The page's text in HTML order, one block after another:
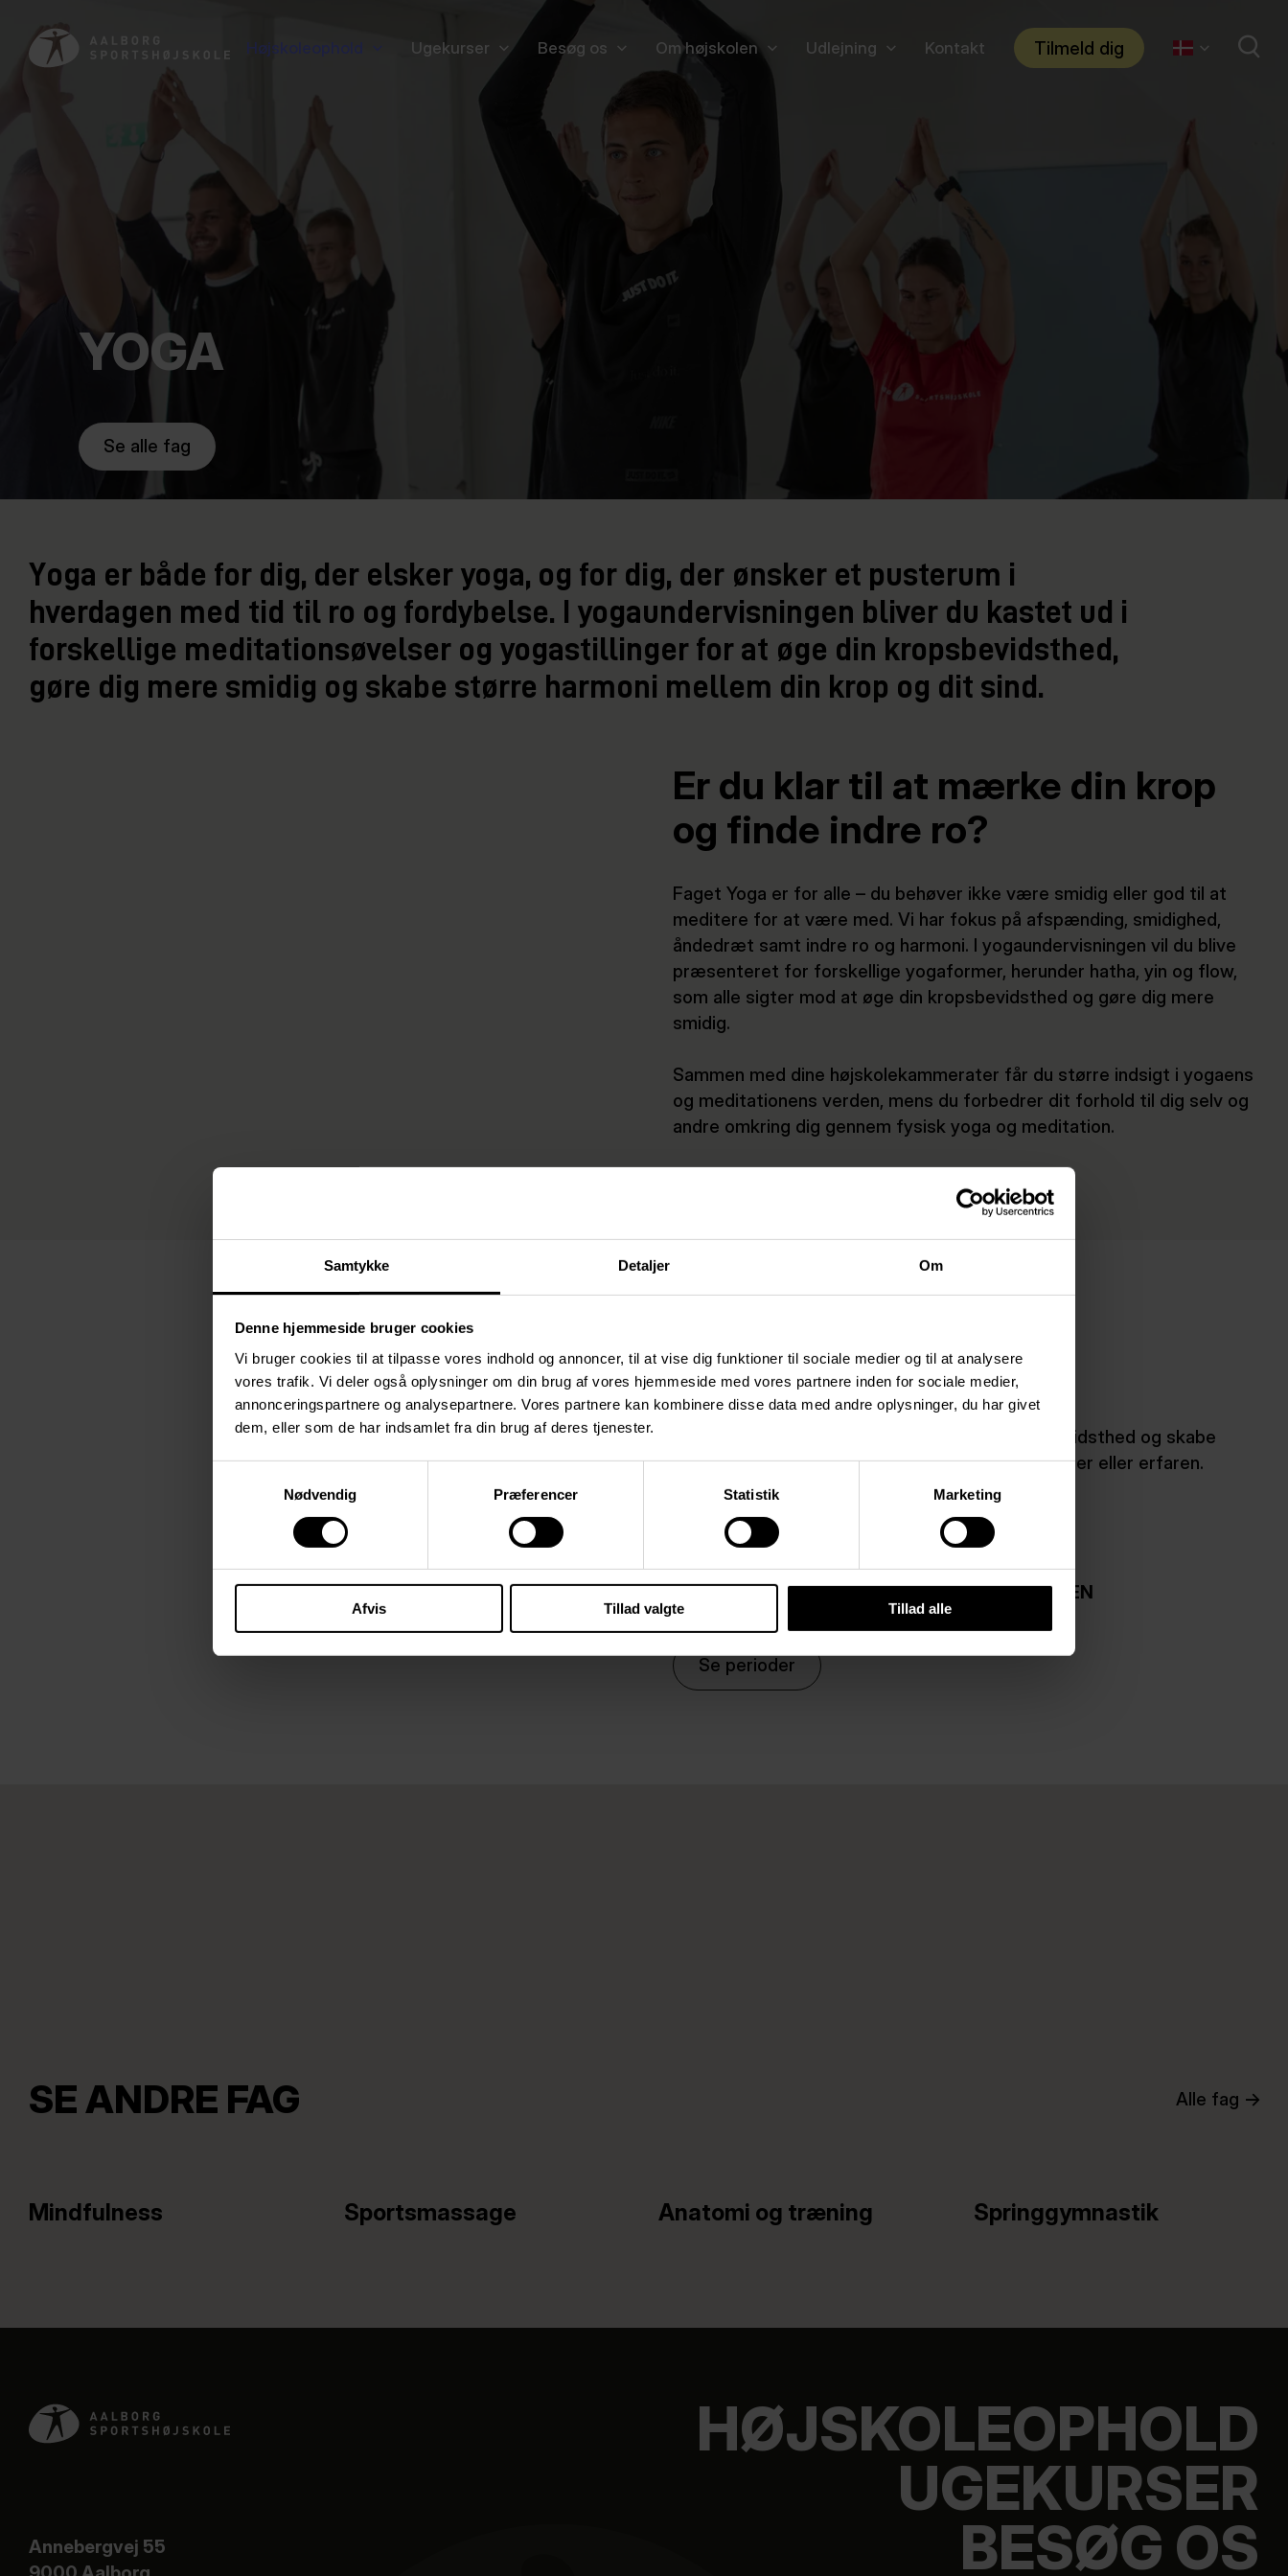
Samtykke Detaljer Om
Denne hjemmeside bruger cookies
Vi bruger cookies til at tilpasse vores indhold og annoncer, til at vise dig funktioner til sociale medier og til at analysere
vores trafik. Vi deler også oplysninger om din brug af vores hjemmeside med vores partnere inden for sociale medier,
annonceringspartnere og analysepartnere. Vores partnere kan kombinere disse data med andre oplysninger, du har givet
dem, eller som de har indsamlet fra din brug af deres tjenester.
Nødvendig
Præferencer Statistik Marketing
Afvis Tillad valgte Tillad alle
Højskoleophold Ugekurser Besøg os Om højskolen Udlejning Kontakt Tilmeld dig
YOGA
Se alle fag
Yoga er både for dig, der elsker yoga, og for dig, der ønsker et pusterum i
hverdagen med tid til ro og fordybelse. I yogaundervisningen bliver du kastet ud i
forskellige meditationsøvelser og yogastillinger for at øge din kropsbevidsthed,
gøre dig mere smidig og skabe større harmoni mellem din krop og dit sind.
Er du klar til at mærke din krop
og finde indre ro?
Faget Yoga er for alle – du behøver ikke være smidig eller god til at
meditere for at være med. Vi har fokus på afspænding, smidighed,
åndedræt samt indre ro og harmoni. I yogaundervisningen vil du blive
præsenteret for forskellige yogaformer, herunder hatha, yin og flow,
som alle sigter mod at øge din kropsbevidsthed og gøre dig mere
smidig.
Sammen med dine højskolekammerater får du større indsigt i yogaens
og meditationens verden, mens du forbedrer dit forhold til dig selv og
andre omkring dig gennem fysisk yoga og meditation.
PRAKTISK INFO
Yoga er for dig, der vil finde ro, øge din kropsbevidsthed og skabe
balance i hverdagen – uanset om du er nybegynder eller erfaren.
TYPE FAG: IDRÆTSFAG 2
HVOR MEGET: 3 TIMER OM UGEN
HVORNÅR: PERIODE 1, 2, 3 & 4
UNDERVISER: LEONOORA LUCIA ZACHARIASEN
Se perioder
SE ANDRE FAG Alle fag
Mindfulness Sportsmassage Anatomi og træning Springgymnastik
Annebergvej 55
HØJSKOLEOPHOLD
UGEKURSER
BESØG OS